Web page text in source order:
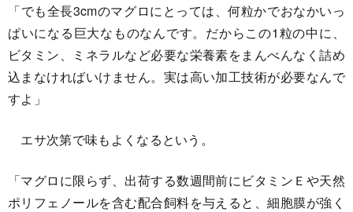
「でも全長3cmのマグロにとっては、何粒かでおなかいっ
ぱいになる巨大なものなんです。だからこの1粒の中に、
ビタミン、ミネラルなど必要な栄養素をまんべんなく詰め
込まなければいけません。実は高い加工技術が必要なんで
すよ」
エサ次第で味もよくなるという。
「マグロに限らず、出荷する数週間前にビタミンＥや天然
ポリフェノールを含む配合飼料を与えると、細胞膜が強く